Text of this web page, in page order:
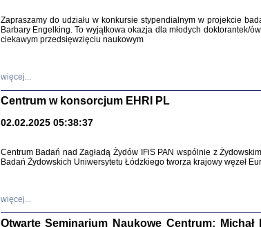
Zapraszamy do udziału w konkursie stypendialnym w projekcie
Barbary Engelking. To wyjątkowa okazja dla młodych doktorantek/
ciekawym przedsięwzięciu naukowym
więcej...
Centrum w konsorcjum EHRI PL
02.02.2025 05:38:37
Centrum Badań nad Zagładą Żydów IFiS PAN wspólnie z
Badań Żydowskich Uniwersytetu Łódzkiego tworza krajowy węzeł
więcej...
Otwarte Seminarium Naukowe Centrum: